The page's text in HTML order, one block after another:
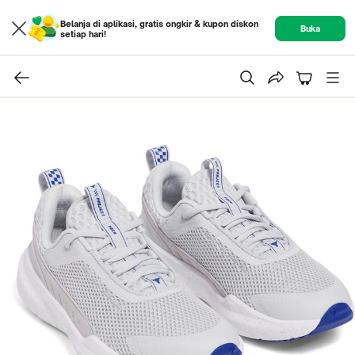
Belanja di aplikasi, gratis ongkir & kupon diskon
setiap hari!
Buka